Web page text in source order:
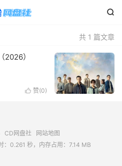

共 1 篇文章
2026）
 赞(0)
CD网盘社
网站地图
：0.261 秒，内存占用：7.14 MB